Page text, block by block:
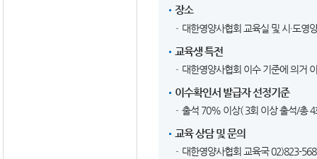
장소
대한영양사협회 교육실 및 시·도영
교육생 특전
대한영양사협회 이수 기준에 의거
이수확인서 발급자 선정기준
출석 70% 이상( 3회 이상 출석/총 4
교육 상담 및 문의
대한영양사협회 교육국 02)823-